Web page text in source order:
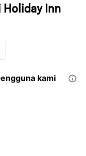
Holiday Inn
kami